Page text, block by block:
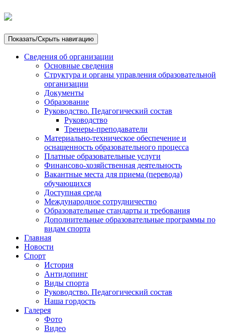
Показать/Скрыть навигацию
Сведения об организации
Основные сведения
Структура и органы управления образовательной
организации
Документы
Образование
Руководство. Педагогический состав
Руководство
Тренеры-преподаватели
Материально-техническое обеспечение и
оснащенность образовательного процесса
Платные образовательные услуги
Финансово-хозяйственная деятельность
Вакантные места для приема (перевода)
обучающихся
Доступная среда
Международное сотрудничество
Образовательные стандарты и требования
Дополнительные образовательные программы по
видам спорта
Главная
Новости
Спорт
История
Антидопинг
Виды спорта
Руководство. Педагогический состав
Наша гордость
Галерея
Фото
Видео